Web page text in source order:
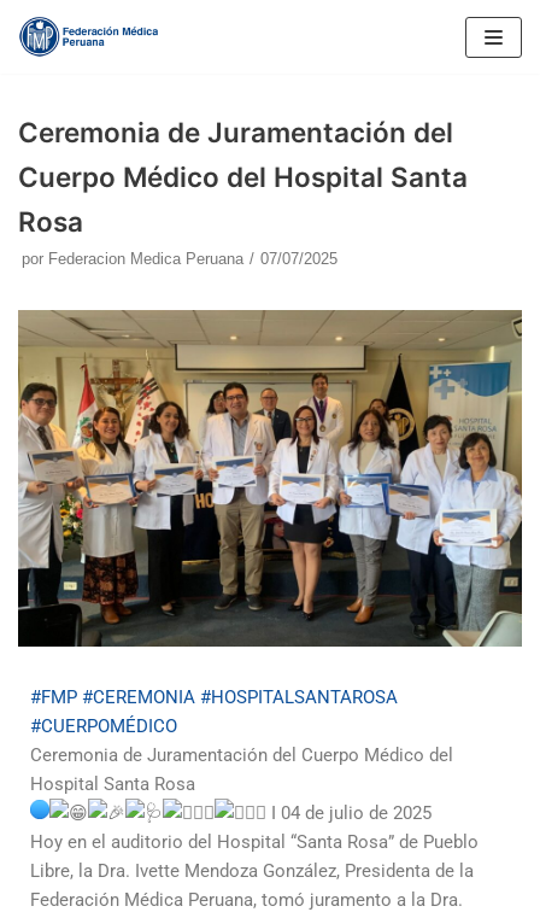
contenido
Ceremonia de Juramentación del
Cuerpo Médico del Hospital Santa
Rosa
por Federacion Medica Peruana 07/07/2025
#FMP #CEREMONIA #HOSPITALSANTAROSA
#CUERPOMÉDICO
Ceremonia de Juramentación del Cuerpo Médico del
Hospital Santa Rosa
I 04 de julio de 2025
Hoy en el auditorio del Hospital “Santa Rosa” de Pueblo
Libre, la Dra. Ivette Mendoza González, Presidenta de la
Federación Médica Peruana, tomó juramento a la Dra.